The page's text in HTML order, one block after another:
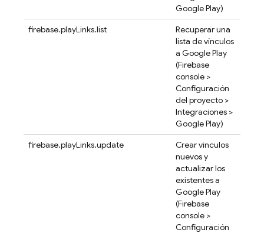
Google Play)
firebase.playLinks.list
Recuperar una
lista de vínculos
a Google Play
(Firebase
console >
Configuración
del proyecto >
Integraciones >
Google Play)
firebase.playLinks.update
Crear vínculos
nuevos y
actualizar los
existentes a
Google Play
(Firebase
console >
Configuración